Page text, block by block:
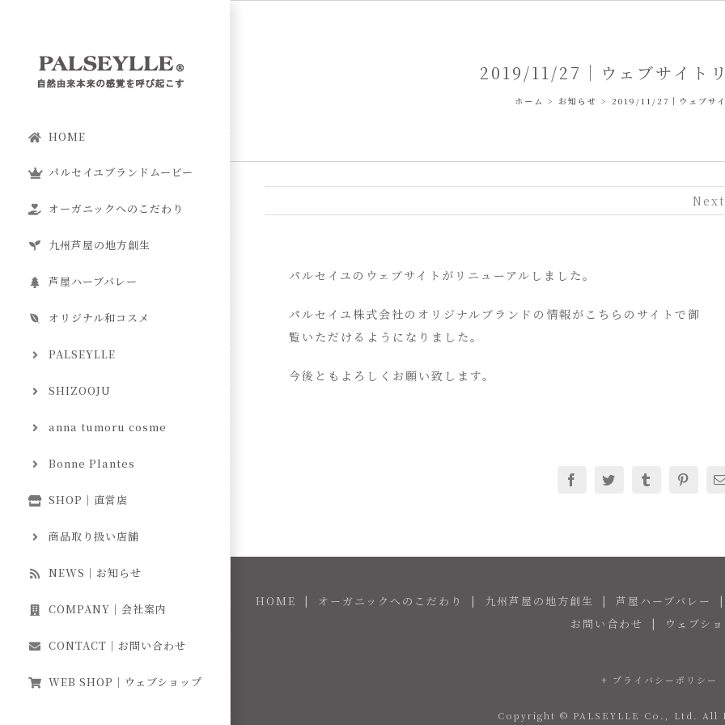
content
HOME
パルセイユブランドムービー
オーガニックへのこだわり
九州芦屋の地方創生
芦屋ハーブバレー
オリジナル和コスメ
PALSEYLLE
SHIZOOJU
anna tumoru cosme
Bonne Plantes
SHOP｜直営店
商品取り扱い店舗
NEWS｜お知らせ
COMPANY｜会社案内
CONTACT｜お問い合わせ
WEB SHOP｜ウェブショップ
2019/11/27｜ウェブサイト
ホーム > お知らせ > 2019/11/27｜ウェブサ
Next
パルセイユのウェブサイトがリニューアルしました。
パルセイユ株式会社のオリジナルブランドの情報がこちらのサイトで御
覧いただけるようになりました。
今後ともよろしくお願い致します。
Facebook
TwitterTumblr
HOME オーガニックへのこだわり 九州芦屋の地方創生
芦屋ハーブバレー
お問い合わせ
ウェブシ
+ プライバシーポリシー
Copyright © PALSEYLLE Co., Ltd. All